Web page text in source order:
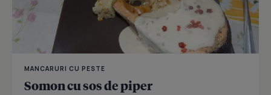
MANCARURI CU PESTE
Somon cu sos de piper